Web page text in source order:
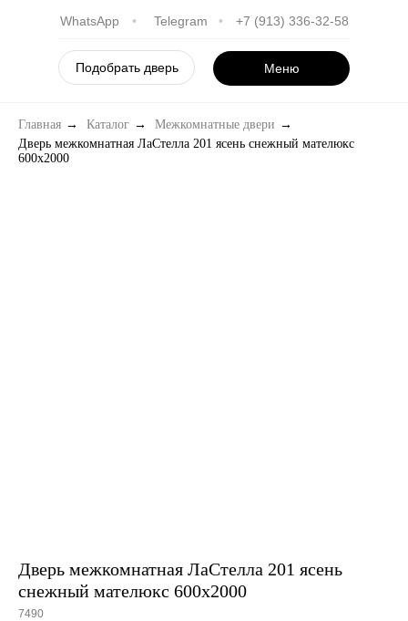
WhatsApp •
Telegram
• +7 (913) 336-32-58
Подобрать дверь Меню
Главная → Каталог → Межкомнатные двери →
Дверь межкомнатная ЛаСтелла 201 ясень снежный мателюкс
600х2000
Дверь межкомнатная ЛаСтелла 201 ясень
снежный мателюкс 600х2000
7490